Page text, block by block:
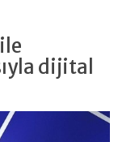
dijital